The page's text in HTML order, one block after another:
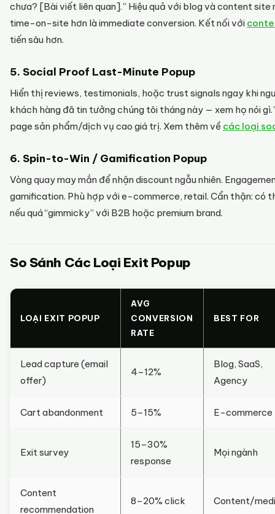
chưa? [Bài viết liên quan].” Hiệu quả với blog và content
time-on-site hơn là immediate conversion. Kết nối với
tiến sâu hơn.
5. Social Proof Last-Minute Popup
Hiển thị reviews, testimonials, hoặc trust signals ngay khi
khách hàng đã tin tưởng chúng tôi tháng này — xem họ nói
page sản phẩm/dịch vụ cao giá trị. Xem thêm về các loại
6. Spin-to-Win / Gamification Popup
Vòng quay may mắn để nhận discount ngẫu nhiên.
gamification. Phù hợp với e-commerce, retail. Cẩn thận: có
nếu quá “gimmicky” với B2B hoặc premium brand.
So Sánh Các Loại Exit Popup
LOẠI EXIT POPUP
AVG
CONVERSION
RATE
BEST FOR
Lead capture (email
offer)
4–12%
Blog, SaaS,
Agency
Cart abandonment 5–15% E-commerce
Exit survey
15–30%
response
Mọi ngành
Content
recommendation
8–20% click Content/